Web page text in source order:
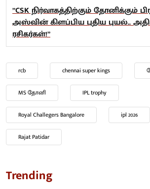
”CSK நிர்வாகத்திற்கும் தோனிக்கும்
அஸ்வின் கிளப்பிய புதிய புயல்..
ரசிகர்கள்!”
rcb chennai super kings
MS தோனி IPL trophy
Royal Challegers Bangalore ipl 2026
Rajat Patidar
Trending